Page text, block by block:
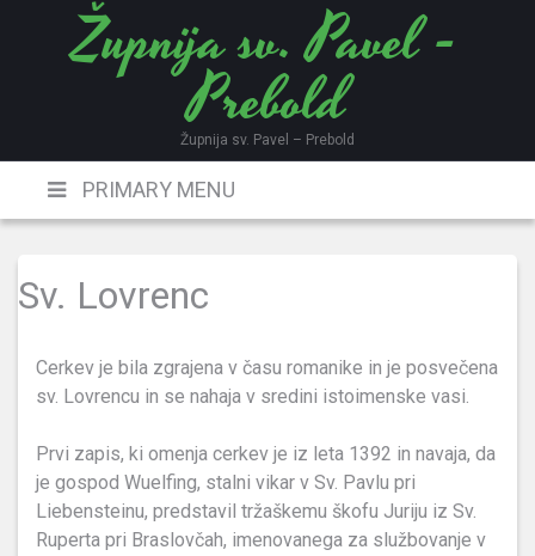
Župnija sv. Pavel -
Prebold
Župnija sv. Pavel – Prebold
PRIMARY MENU
Sv. Lovrenc
Cerkev je bila zgrajena v času romanike in je posvečena
sv. Lovrencu in se nahaja v sredini istoimenske vasi.
Prvi zapis, ki omenja cerkev je iz leta 1392 in navaja, da
je gospod Wuelfing, stalni vikar v Sv. Pavlu pri
Liebensteinu, predstavil tržaškemu škofu Juriju iz Sv.
Ruperta pri Braslovčah, imenovanega za službovanje v